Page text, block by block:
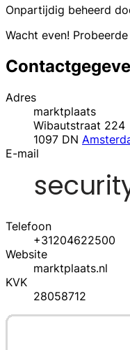
Onpartijdig beheerd
Wacht even!
Adres
marktplaats
Wibautstraat 224
1097 DN
E-mail
Telefoon
+31204622500
Website
marktplaats.nl
KVK
28058712